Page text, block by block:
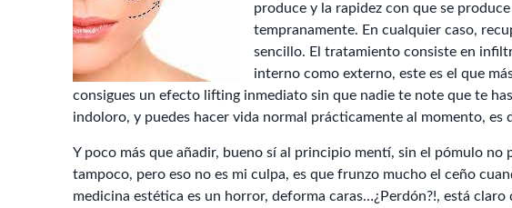
produce y la rapidez con que se
tempranamente. En cualquier caso,
sencillo. El tratamiento consiste en
interno como externo, este es el que
consigues un efecto lifting inmediato sin que nadie te note que te
indoloro, y puedes hacer vida normal prácticamente al momento, es
Y poco más que añadir, bueno sí al principio mentí, sin el pómulo
tampoco, pero eso no es mi culpa, es que frunzo mucho el ceño
medicina estética es un horror, deforma caras…¿Perdón?!, está